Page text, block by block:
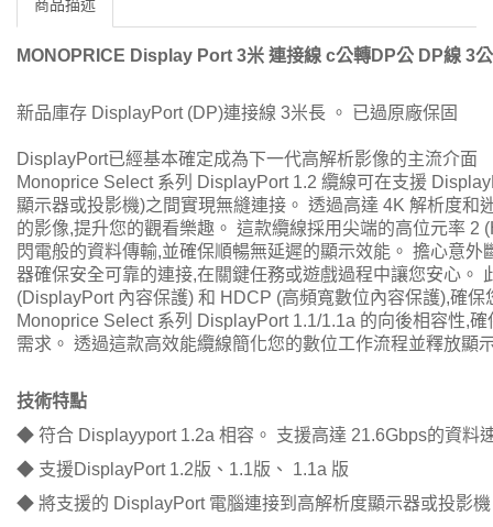
MONOPRICE Display Port 3米 連接線 c公轉DP公 DP線 3
新品庫存 DisplayPort (DP)連接線 3米長 。 已過原廠保固
DisplayPort已經基本確定成為下一代高解析影像的主流介面
Monoprice Select 系列 DisplayPort 1.2 纜線可在支援
顯示器或投影機)之間實現無縫連接。 透過高達 4K 解析度和
的影像,提升您的觀看樂趣。 這款纜線採用尖端的高位元率 2
閃電般的資料傳輸,並確保順暢無延遲的顯示效能。 擔心意
器確保安全可靠的連接,在關鍵任務或遊戲過程中讓您安心。
(DisplayPort 內容保護) 和 HDCP (高頻寬數位內容保護),確
Monoprice Select 系列 DisplayPort 1.1/1.1a 的向後相容性,
需求。 透過這款高效能纜線簡化您的數位工作流程並釋放顯
技術特點
◆ 符合 Displayyport 1.2a 相容。 支援高達 21.6Gbps的資料
◆ 支援DisplayPort 1.2版、1.1版、 1.1a 版
◆ 將支援的 DisplayPort 電腦連接到高解析度顯示器或投影